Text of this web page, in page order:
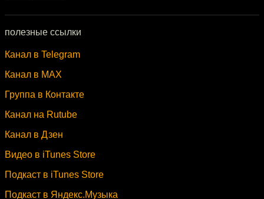
полезные ссылки
Канал в Telegram
Канал в MAX
Группа в Контакте
Канал на Rutube
Канал в Дзен
Видео в iTunes Store
Подкаст в iTunes Store
Подкаст в Яндекс.Музыка